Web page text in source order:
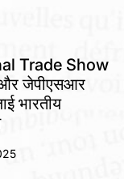
Trade Show
जेपीएसआर
भारतीय